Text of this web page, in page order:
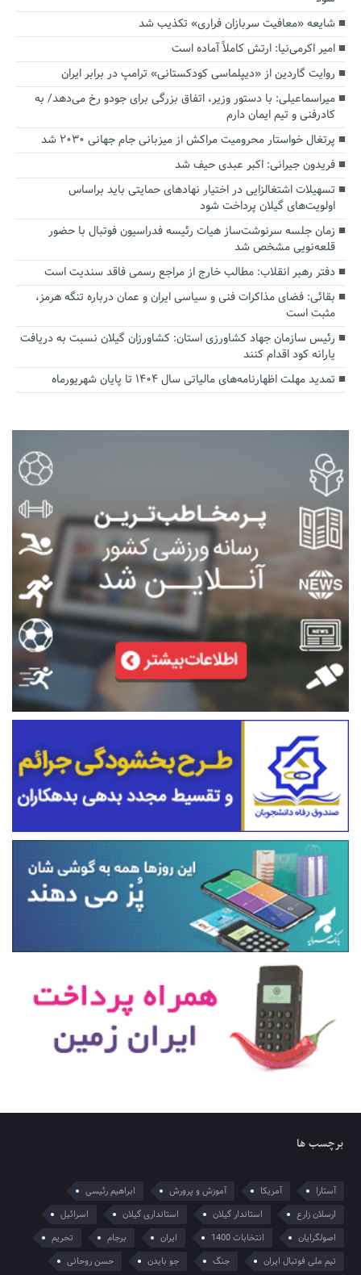
شایعه «معافیت سربازان فراری» تکذیب شد
امیر اکرمی‌نیا: ارتش کاملاً آماده است
روایت گاردین از «دیپلماسی کودکستانی» ترامپ در برابر ایران
میراسماعیلی: با دستور وزیر، اتفاق بزرگی برای جودو رخ می‌دهد/ به
کادرفنی و تیم ایمان دارم
پرتغال خواستار محرومیت مراکش از میزبانی جام جهانی ۲۰۳۰ شد
فریدون جیرانی: اکبر عبدی حیف شد
تسهیلات اشتغالزایی در اختیار نهادهای حمایتی باید براساس
اولویت‌های گیلان پرداخت شود
زمان جلسه سرنوشت‌ساز هیات رئیسه فدراسیون فوتبال با حضور
قلعه‌نویی مشخص شد
دفتر رهبر انقلاب: مطالب خارج از مراجع رسمی فاقد سندیت است
بقائی: فضای مذاکرات فنی و سیاسی ایران و عمان درباره تنگه هرمز،
مثبت است
رئیس سازمان جهاد کشاورزی استان: کشاورزان گیلان نسبت به دریافت
یارانه کود اقدام کنند
تمدید مهلت اظهارنامه‌های مالیاتی سال ۱۴۰۴ تا پایان شهریورماه
برچسب ها
آستارا آمریکا آموزش و پرورش
ابراهیم رئیسی
ارسلان زارع
استاندار گیلان استانداری گیلان
اسرائیل
اصولگرایان
انتخابات 1400 ایران برجام
تحریم
تیم ملی فوتبال ایران
جنگ جو بایدن حسن روحانی